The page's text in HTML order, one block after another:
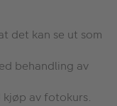
det kan se ut som
behandling av
av fotokurs.